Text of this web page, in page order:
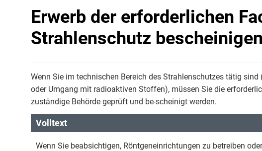
Erwerb der erforderlichen
Strahlenschutz
Wenn Sie im technischen Bereich des Strahlenschutzes tätig
oder Umgang mit radioaktiven Stoffen), müssen Sie die
zuständige Behörde geprüft und be-scheinigt werden.
Volltext
Wenn Sie beabsichtigen, Röntgeneinrichtungen zu betreiben